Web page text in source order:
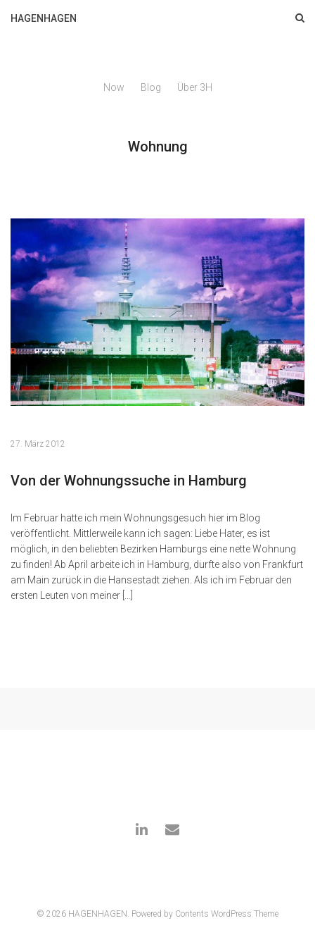
HAGENHAGEN
Now Blog Über 3H
Wohnung
27. März 2012
Von der Wohnungssuche in Hamburg
Im Februar hatte ich mein Wohnungsgesuch hier im Blog
veröffentlicht. Mittlerweile kann ich sagen: Liebe Hater, es ist
möglich, in den beliebten Bezirken Hamburgs eine nette Wohnung
zu finden! Ab April arbeite ich in Hamburg, durfte also von Frankfurt
am Main zurück in die Hansestadt ziehen. Als ich im Februar den
ersten Leuten von meiner […]
© 2026 HAGENHAGEN. Powered by Contents WordPress Theme